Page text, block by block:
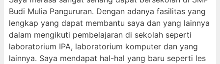
Budi Mulia Pangururan. Dengan adanya fasilitas yang
lengkap yang dapat membantu saya dan yang lainnya
dalam mengikuti pembelajaran di sekolah seperti
laboratorium IPA, laboratorium komputer dan yang
lainnya. Saya mendapat hal-hal yang baru seperti les